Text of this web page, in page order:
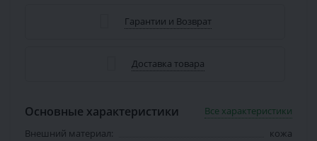
Гарантии и Возврат
Доставка товара
Основные характеристики
Все характеристики
Внешний материал:
кожа